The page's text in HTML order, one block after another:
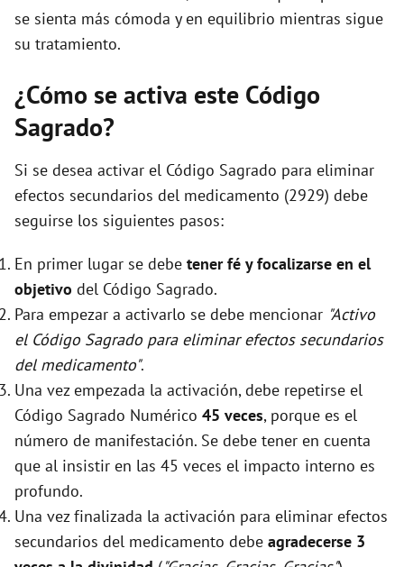
se sienta más cómoda y en equilibrio mientras sigue
su tratamiento.
¿Cómo se activa este Código
Sagrado?
Si se desea activar el Código Sagrado para eliminar
efectos secundarios del medicamento (2929) debe
seguirse los siguientes pasos:
En primer lugar se debe tener fé y focalizarse en el
objetivo del Código Sagrado.
Para empezar a activarlo se debe mencionar "Activo
el Código Sagrado para eliminar efectos secundarios
del medicamento".
Una vez empezada la activación, debe repetirse el
Código Sagrado Numérico 45 veces, porque es el
número de manifestación. Se debe tener en cuenta
que al insistir en las 45 veces el impacto interno es
profundo.
Una vez finalizada la activación para eliminar efectos
secundarios del medicamento debe agradecerse 3